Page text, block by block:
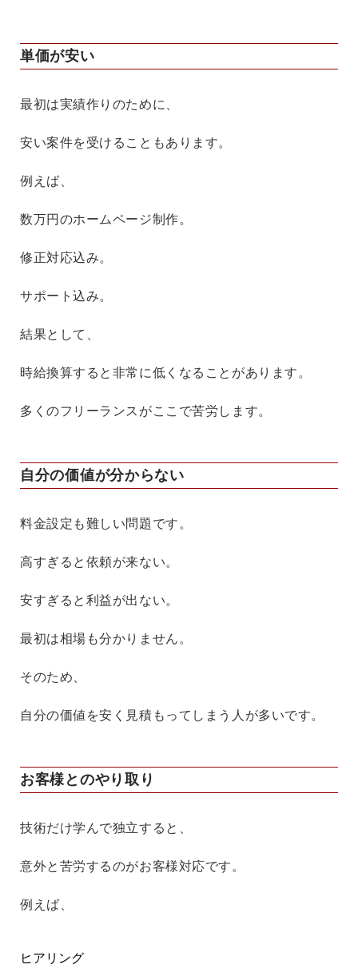
単価が安い
最初は実績作りのために、
安い案件を受けることもあります。
例えば、
数万円のホームページ制作。
修正対応込み。
サポート込み。
結果として、
時給換算すると非常に低くなることがあります。
多くのフリーランスがここで苦労します。
自分の価値が分からない
料金設定も難しい問題です。
高すぎると依頼が来ない。
安すぎると利益が出ない。
最初は相場も分かりません。
そのため、
自分の価値を安く見積もってしまう人が多いです。
お客様とのやり取り
技術だけ学んで独立すると、
意外と苦労するのがお客様対応です。
例えば、
ヒアリング